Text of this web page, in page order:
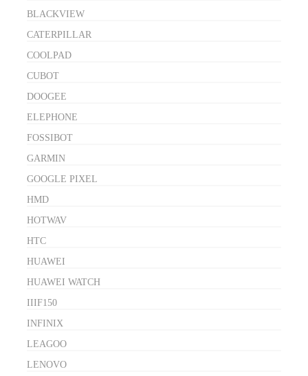
BLACKVIEW
CATERPILLAR
COOLPAD
CUBOT
DOOGEE
ELEPHONE
FOSSIBOT
GARMIN
GOOGLE PIXEL
HMD
HOTWAV
HTC
HUAWEI
HUAWEI WATCH
IIIF150
INFINIX
LEAGOO
LENOVO